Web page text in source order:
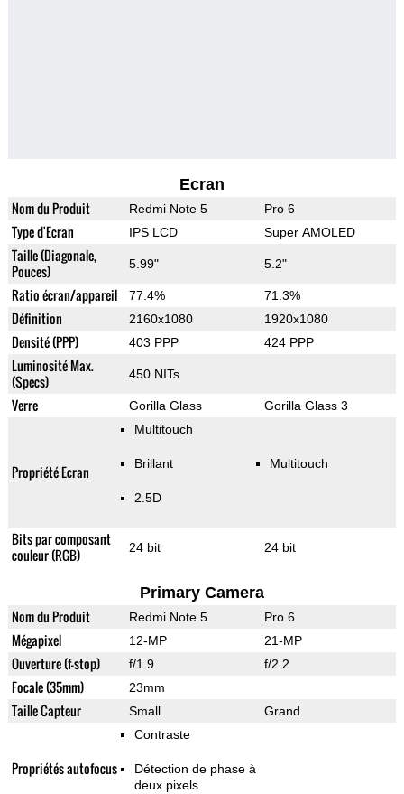
Ecran
Nom du Produit Redmi Note 5 Pro 6
Type d'Ecran IPS LCD Super AMOLED
Taille (Diagonale,
Pouces)
5.99" 5.2"
Ratio écran/appareil 77.4% 71.3%
Définition 2160x1080 1920x1080
Densité (PPP) 403 PPP 424 PPP
Luminosité Max.
(Specs)
450 NITs
Verre Gorilla Glass Gorilla Glass 3
Propriété Ecran
Multitouch
Brillant
2.5D
Multitouch
Bits par composant
couleur (RGB)
24 bit 24 bit
Primary Camera
Nom du Produit Redmi Note 5 Pro 6
Mégapixel 12-MP 21-MP
Ouverture (f-stop) f/1.9 f/2.2
Focale (35mm) 23mm
Taille Capteur Small Grand
Propriétés autofocus
Contraste
Détection de phase à
deux pixels